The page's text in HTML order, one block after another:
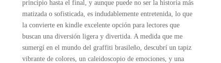
principio hasta el final, y aunque puede no ser la historia más
matizada o sofisticada, es indudablemente entretenida, lo que
la convierte en kindle excelente opción para lectores que
buscan una diversión ligera y divertida. A medida que me
sumergí en el mundo del graffiti brasileño, descubrí un tapiz
vibrante de colores, un caleidoscopio de emociones, y una